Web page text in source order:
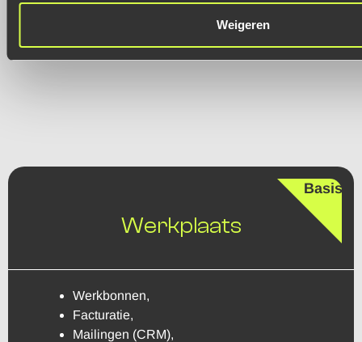
Weigeren
Werkplaats
Basis
Werkbonnen,
Facturatie,
Mailingen (CRM),